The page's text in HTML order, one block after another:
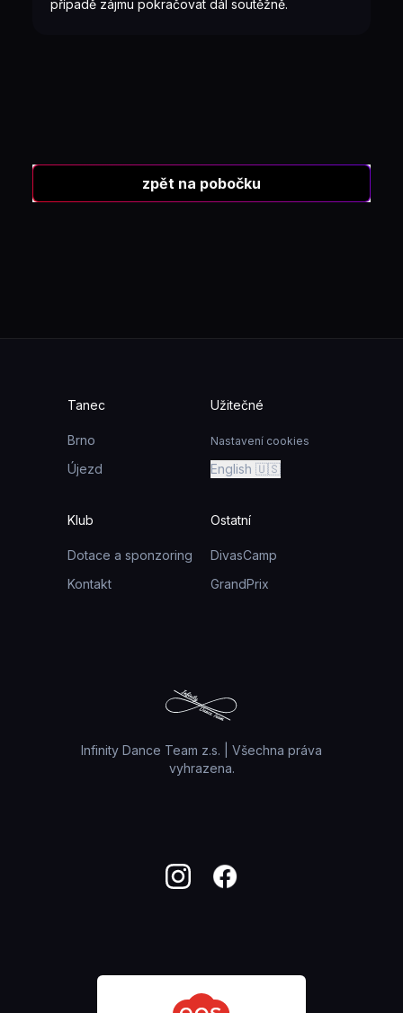
případě zájmu pokračovat dál soutěžně.
zpět na pobočku
Tanec
Brno
Újezd
Užitečné
Nastavení cookies
English 🇺🇸
Klub
Dotace a sponzoring
Kontakt
Ostatní
DivasCamp
GrandPrix
Infinity Dance Team z.s. | Všechna práva
vyhrazena.